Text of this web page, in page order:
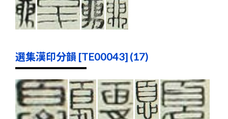
選集漢印分韻 [TE00043] (17)